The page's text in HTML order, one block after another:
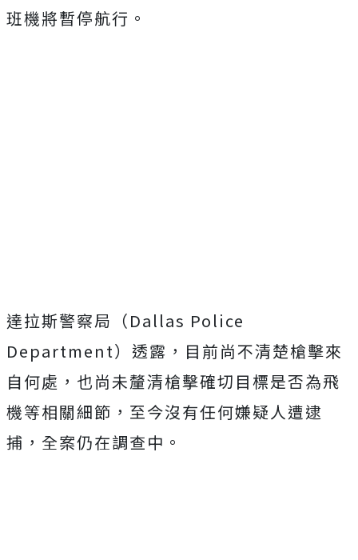
班機將暫停航行。
達拉斯警察局（Dallas Police
Department）透露，目前尚不清楚槍擊來
自何處，也尚未釐清槍擊確切目標是否為飛
機等相關細節，至今沒有任何嫌疑人遭逮
捕，全案仍在調查中。